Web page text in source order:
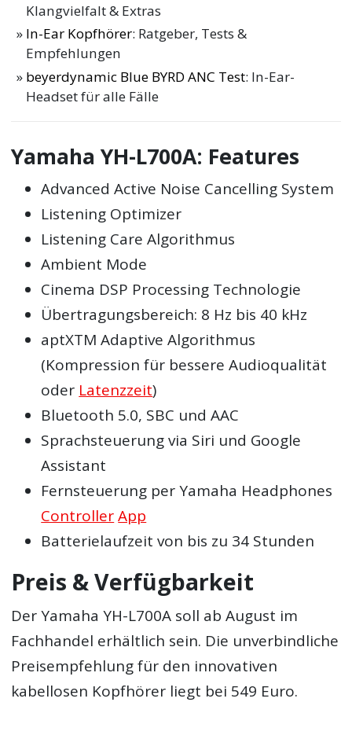
Klangvielfalt & Extras
In-Ear Kopfhörer: Ratgeber, Tests &
Empfehlungen
beyerdynamic Blue BYRD ANC Test: In-Ear-
Headset für alle Fälle
Yamaha YH-L700A: Features
Advanced Active Noise Cancelling System
Listening Optimizer
Listening Care Algorithmus
Ambient Mode
Cinema DSP Processing Technologie
Übertragungsbereich: 8 Hz bis 40 kHz
aptXTM Adaptive Algorithmus
(Kompression für bessere Audioqualität
oder Latenzzeit)
Bluetooth 5.0, SBC und AAC
Sprachsteuerung via Siri und Google
Assistant
Fernsteuerung per Yamaha Headphones
Controller App
Batterielaufzeit von bis zu 34 Stunden
Preis & Verfügbarkeit
Der Yamaha YH-L700A soll ab August im
Fachhandel erhältlich sein. Die unverbindliche
Preisempfehlung für den innovativen
kabellosen Kopfhörer liegt bei 549 Euro.